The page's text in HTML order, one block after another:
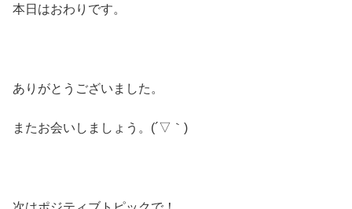
本日はおわりです。
ありがとうございました。
またお会いしましょう。(´▽｀)